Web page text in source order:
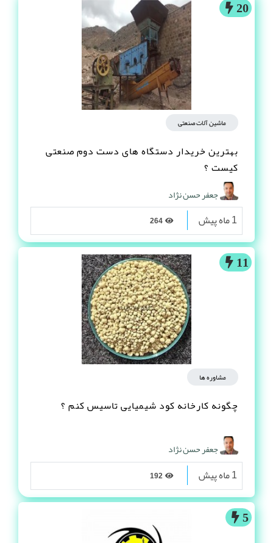
20
ماشین آلات صنعتی
بهترین خریدار دستگاه های دست دوم صنعتی
کیست ؟
جعفر حسن نژاد
1 ماه پیش
11
مشاوره ها
چگونه کارخانه کود شیمیایی تاسیس کنم ؟
جعفر حسن نژاد
1 ماه پیش
5